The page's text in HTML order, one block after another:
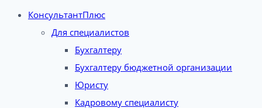
КонсультантПлюс
Для специалистов
Бухгалтеру
Бухгалтеру бюджетной организации
Юристу
Кадровому специалисту